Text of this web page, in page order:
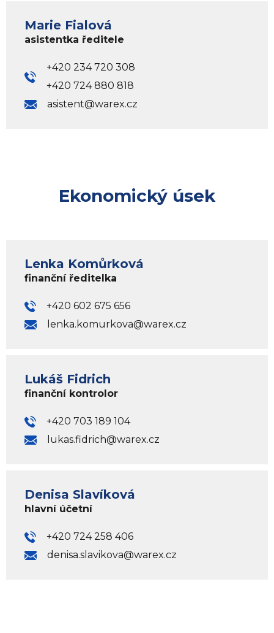
Marie Fialová
asistentka ředitele
+420 234 720 308
+420 724 880 818
asistent@warex.cz
Ekonomický úsek
Lenka Komůrková
finanční ředitelka
+420 602 675 656
lenka.komurkova@warex.cz
Lukáš Fidrich
finanční kontrolor
+420 703 189 104
lukas.fidrich@warex.cz
Denisa Slavíková
hlavní účetní
+420 724 258 406
denisa.slavikova@warex.cz